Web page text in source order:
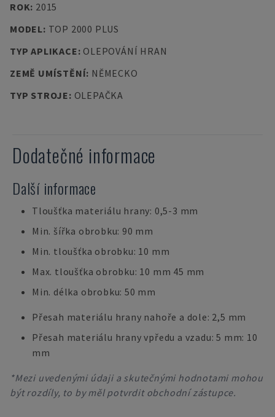
ROK: 2015
MODEL: TOP 2000 PLUS
TYP APLIKACE: OLEPOVÁNÍ HRAN
ZEMĚ UMÍSTĚNÍ: NĚMECKO
TYP STROJE: OLEPAČKA
Dodatečné informace
Další informace
Tloušťka materiálu hrany: 0,5-3 mm
Min. šířka obrobku: 90 mm
Min. tloušťka obrobku: 10 mm
Max. tloušťka obrobku: 10 mm 45 mm
Min. délka obrobku: 50 mm
Přesah materiálu hrany nahoře a dole: 2,5 mm
Přesah materiálu hrany vpředu a vzadu: 5 mm: 10
mm
*Mezi uvedenými údaji a skutečnými hodnotami mohou
být rozdíly, to by měl potvrdit obchodní zástupce.